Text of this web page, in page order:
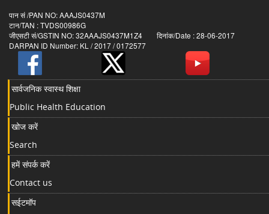
पान सं /PAN NO: AAAJS0437M
टान/TAN : TVDS00986G
जीएसटी सं/GSTIN NO: 32AAAJS0437M1Z4 दिनांक/Date : 28-06-2017
DARPAN ID Number: KL / 2017 / 0172577
सार्वजनिक स्वास्थ शिक्षा
Public Health Education
खोज करें
Search
हमें संपर्क करें
Contact us
सईटमॉप